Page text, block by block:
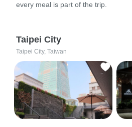
every meal is part of the trip.
Taipei City
Taipei City, Taiwan